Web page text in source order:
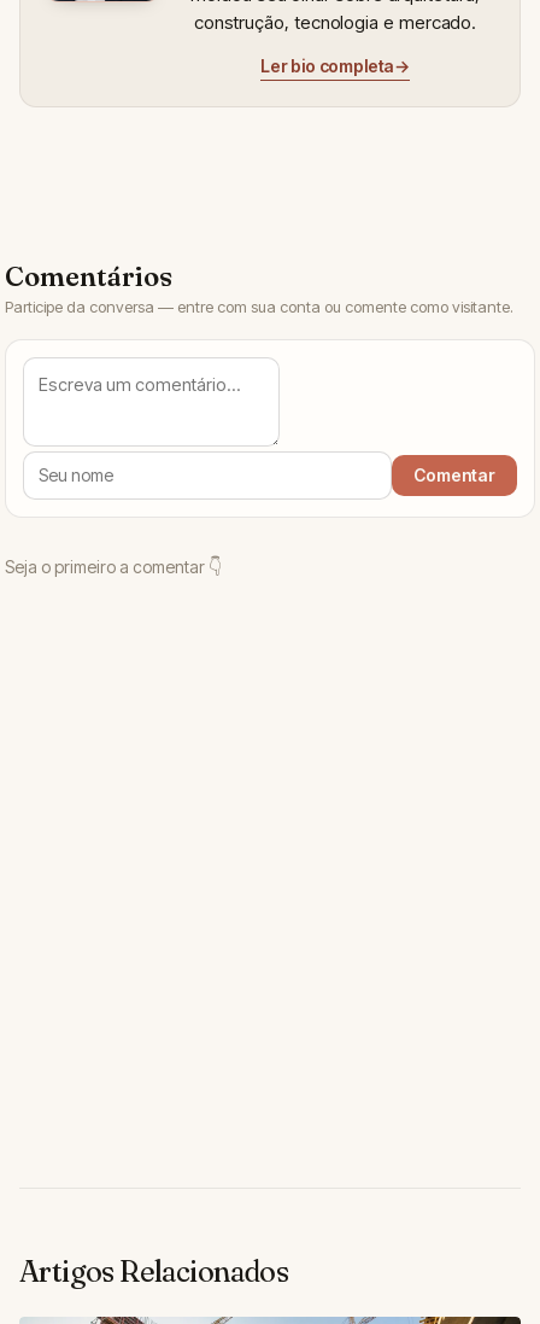
construção, tecnologia e mercado.
Ler bio completa→
Artigos Relacionados